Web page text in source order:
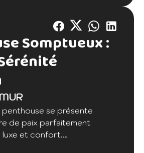
Somptueux :
se présente
de paix parfaitement
luxe et confort.